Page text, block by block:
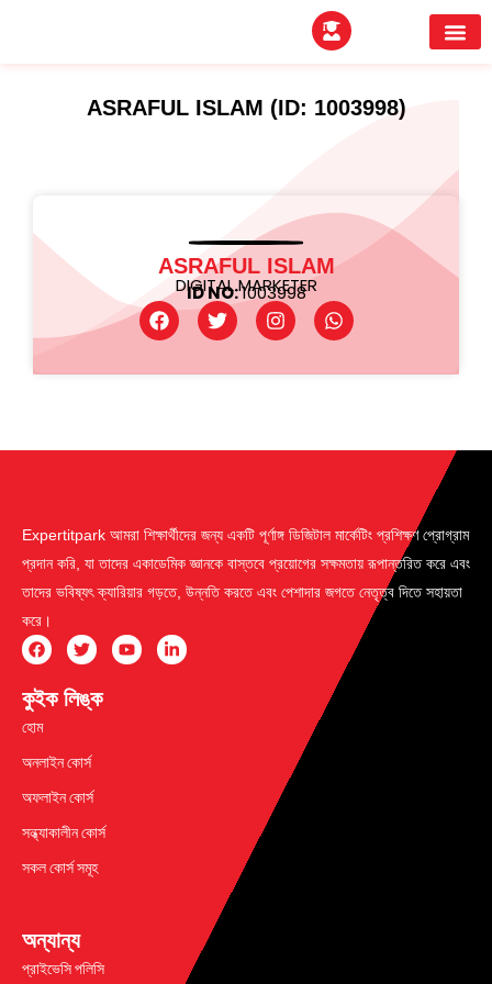
ASRAFUL ISLAM (ID: 1003998)
ASRAFUL ISLAM
DIGITAL MARKETER
ID NO:1003998
Expertitpark আমরা শিক্ষার্থীদের জন্য একটি পূর্ণাঙ্গ ডিজিটাল মার্কেটিং প্রশিক্ষণ প্রোগ্রাম
প্রদান করি, যা তাদের একাডেমিক জ্ঞানকে বাস্তবে প্রয়োগের সক্ষমতায় রূপান্তরিত করে এবং
তাদের ভবিষ্যৎ ক্যারিয়ার গড়তে, উন্নতি করতে এবং পেশাদার জগতে নেতৃত্ব দিতে সহায়তা
করে।
কুইক লিঙ্ক
হোম
অনলাইন কোর্স
অফলাইন কোর্স
সন্ধ্যাকালীন কোর্স
সকল কোর্স সমূহ
অন্যান্য
প্রাইভেসি পলিসি